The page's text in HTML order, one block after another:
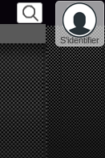
S'identifier